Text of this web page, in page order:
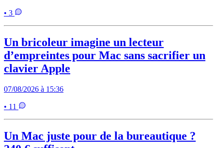
• 3
Un bricoleur imagine un lecteur
d’empreintes pour Mac sans sacrifier un
clavier Apple
07/08/2026 à 15:36
• 11
Un Mac juste pour de la bureautique ?